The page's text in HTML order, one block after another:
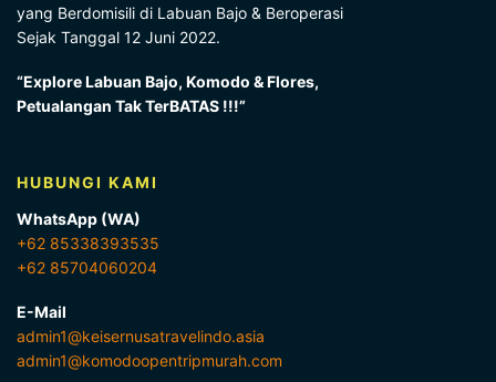
yang Berdomisili di Labuan Bajo & Beroperasi
Sejak Tanggal 12 Juni 2022.
“Explore Labuan Bajo, Komodo & Flores,
Petualangan Tak TerBATAS !!!”
HUBUNGI KAMI
WhatsApp (WA)
+62 85338393535
+62 85704060204
E-Mail
admin1@keisernusatravelindo.asia
admin1@komodoopentripmurah.com